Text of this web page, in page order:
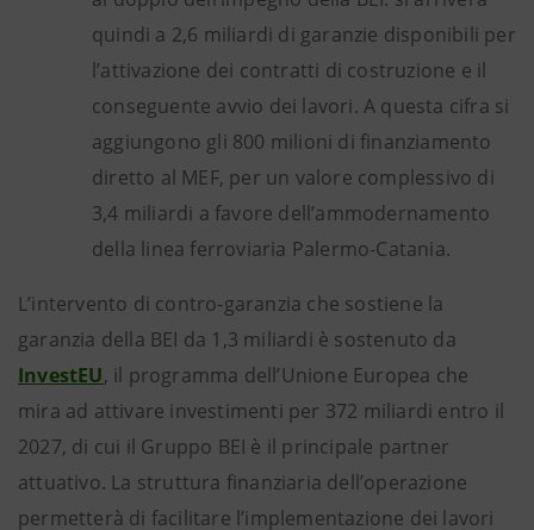
quindi a 2,6 miliardi di garanzie disponibili per
l’attivazione dei contratti di costruzione e il
conseguente avvio dei lavori. A questa cifra si
aggiungono gli 800 milioni di finanziamento
diretto al MEF, per un valore complessivo di
3,4 miliardi a favore dell’ammodernamento
della linea ferroviaria Palermo-Catania.
L’intervento di contro-garanzia che sostiene la
garanzia della BEI da 1,3 miliardi è sostenuto da
InvestEU, il programma dell’Unione Europea che
mira ad attivare investimenti per 372 miliardi entro il
2027, di cui il Gruppo BEI è il principale partner
attuativo. La struttura finanziaria dell’operazione
permetterà di facilitare l’implementazione dei lavori